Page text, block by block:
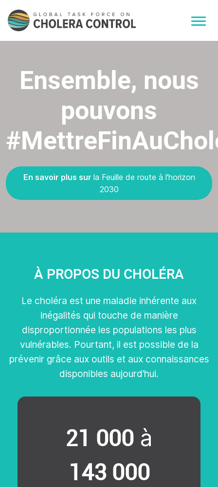
Ensemble, nous
pouvons
En savoir plus sur la Feuille de route à l'horizon
2030
À PROPOS DU CHOLÉRA
Le choléra est une maladie inhérente aux
inégalités qui touche de manière
disproportionnée les populations les plus
vulnérables. Pourtant, il est possible de la
prévenir grâce aux outils et aux connaissances
disponibles aujourd’hui.
21 000 à
143 000